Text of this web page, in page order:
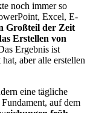
noch immer so
Excel, E-
Großteil der Zeit
Erstellen von
Ergebnis ist
aber alle erstellen
eine tägliche
auf dem